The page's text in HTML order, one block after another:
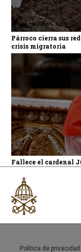
Párroco cierra sus
crisis migratoria
Fallece el cardenal
Política de privacidad